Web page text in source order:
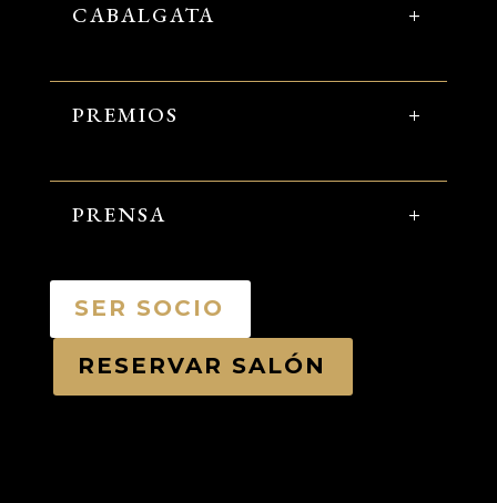
CABALGATA
PREMIOS
PRENSA
SER SOCIO
RESERVAR SALÓN